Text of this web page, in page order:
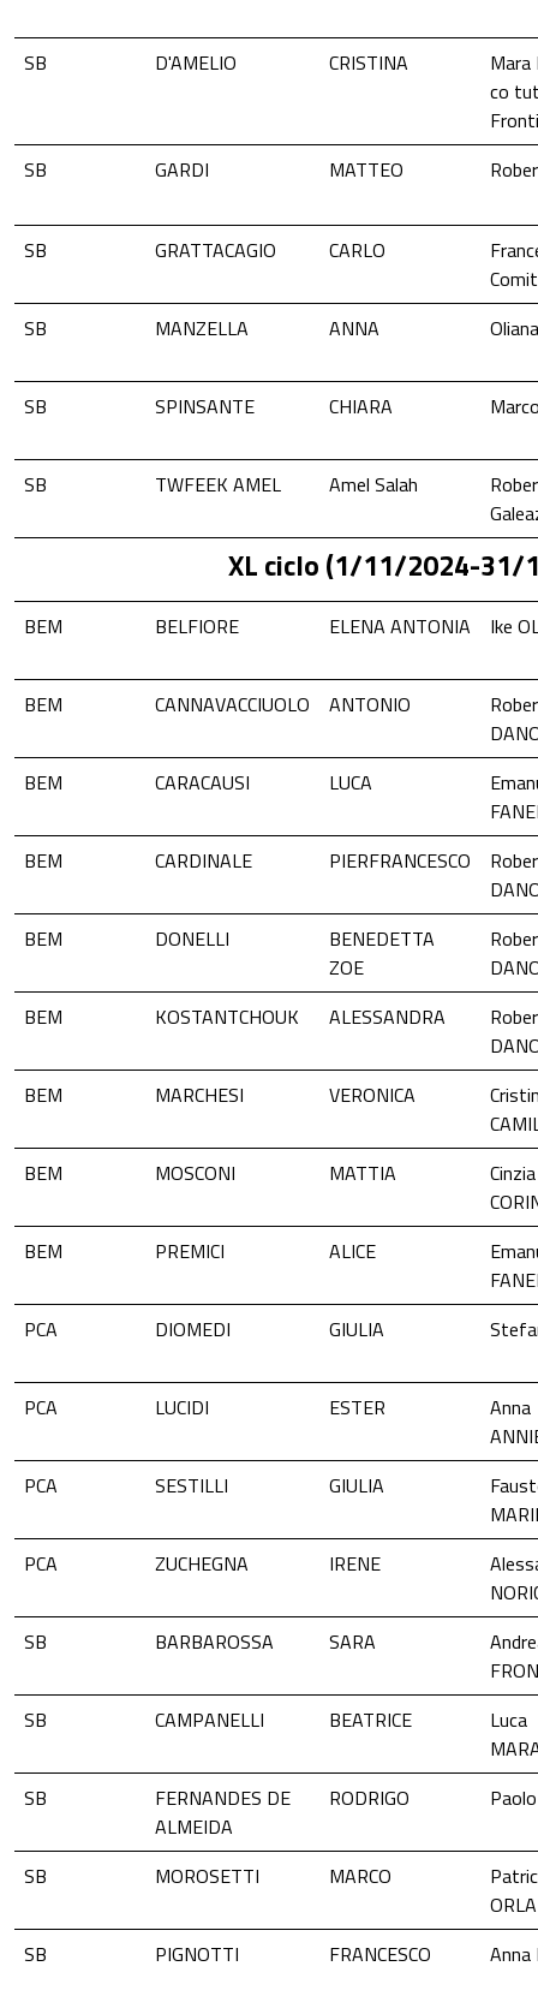
SB D'AMELIO CRISTINA
Mara
co
SB
GARDI MATTEO
SB GRATTACAGIO CARLO
SB
MANZELLA ANNA
SB SPINSANTE CHIARA
SB TWFEEK AMEL Amel Salah
XL ciclo (1/11/2024-31/
BEM BELFIORE ELENA ANTONIA Ike
BEM CANNAVACCIUOLO ANTONIO
BEM
CARACAUSI LUCA
BEM
CARDINALE PIERFRANCESCO
BEM
DONELLI
BENEDETTA
ZOE
BEM
KOSTANTCHOUK ALESSANDRA
BEM
MARCHESI VERONICA
BEM
MOSCONI MATTIA
Cinzia
BEM
PREMICI ALICE
PCA
DIOMEDI GIULIA
PCA LUCIDI ESTER
Anna
PCA
SESTILLI GIULIA
PCA
ZUCHEGNA IRENE
SB
BARBAROSSA SARA
SB
CAMPANELLI BEATRICE
Luca
SB
FERNANDES DE
ALMEIDA
RODRIGO
SB MOROSETTI MARCO
SB
PIGNOTTI FRANCESCO Anna